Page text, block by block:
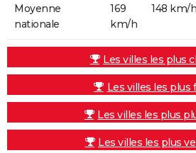
Moyenne
nationale
169
km/h
148 km/h
Les villes les plus
Les villes les plus
Les villes les plus
Les villes les plus